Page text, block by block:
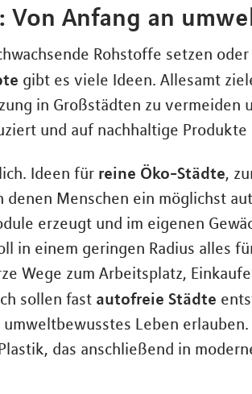
Von Anfang an
Rohstoffe setzen
gibt es viele Ideen. Allesamt
in Großstädten zu vermeiden
und auf nachhaltige
Ideen für reine Öko-Städte,
denen Menschen ein möglichst
erzeugt und im eigenen
in einem geringen Radius alles
Wege zum Arbeitsplatz,
sollen fast autofreie Städte
Leben
das anschließend in